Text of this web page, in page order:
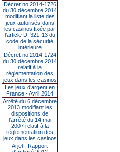
Décret no 2014-1726
du 30 décembre 2014
modifiant la liste des
jeux autorisés dans
les casinos fixée par
l’article D. 321-13 du
code de la sécurité
intérieure
Décret no 2014-1724
du 30 décembre 2014
relatif à la
réglementation des
jeux dans les casinos
Les jeux d’argent en
France - Avril 2014
Arrêté du 6 décembre
2013 modifiant les
dispositions de
l’arrêté du 14 mai
2007 relatif à la
réglementation des
jeux dans les casinos
Arjel - Rapport